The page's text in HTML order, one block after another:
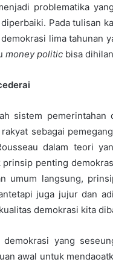
problematika
Pada tulisan
lima tahunan
money politic bisa
sistem
sebagai
dalam teori
penting
umum langsung,
juga jujur dan
demokrasi kita
yang
awal untuk